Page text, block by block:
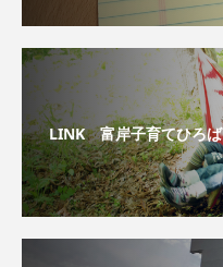
LINK 富岸子育てひろば